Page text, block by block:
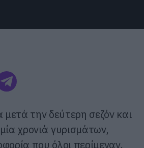
μετά την δεύτερη σεζόν και
χρονιά γυρισμάτων,
που όλοι περίμεναν.